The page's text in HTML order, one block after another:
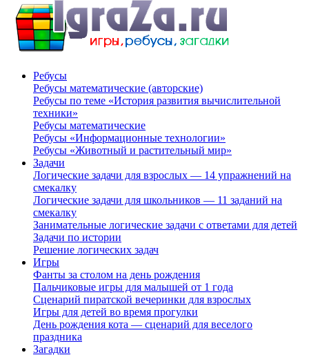
Ребусы
Ребусы математические (авторские)
Ребусы по теме «История развития вычислительной
техники»
Ребусы математические
Ребусы «Информационные технологии»
Ребусы «Животный и растительный мир»
Задачи
Логические задачи для взрослых — 14 упражнений на
смекалку
Логические задачи для школьников — 11 заданий на
смекалку
Занимательные логические задачи с ответами для детей
Задачи по истории
Решение логических задач
Игры
Фанты за столом на день рождения
Пальчиковые игры для малышей от 1 года
Сценарий пиратской вечеринки для взрослых
Игры для детей во время прогулки
День рождения кота — сценарий для веселого
праздника
Загадки